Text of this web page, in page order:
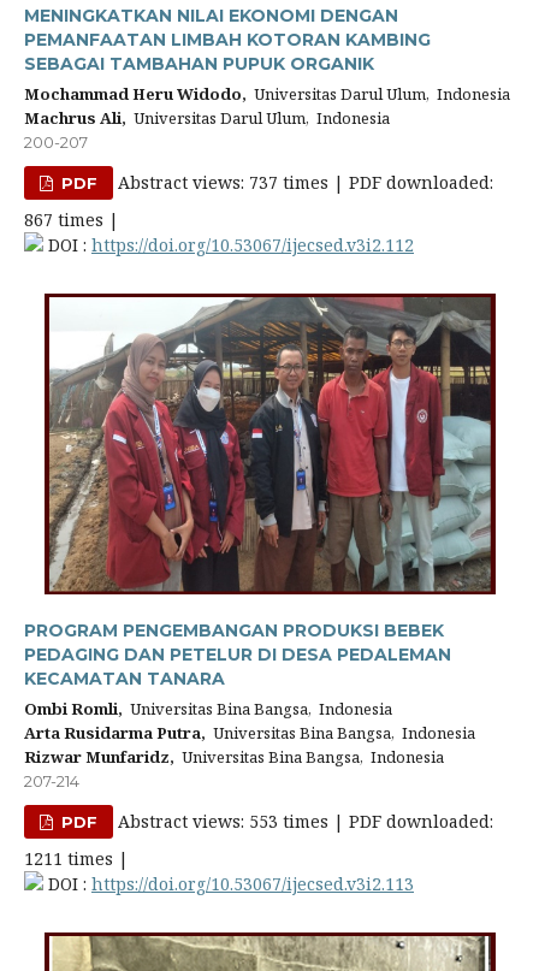
MENINGKATKAN NILAI EKONOMI DENGAN
PEMANFAATAN LIMBAH KOTORAN KAMBING
SEBAGAI TAMBAHAN PUPUK ORGANIK
Mochammad Heru Widodo, Universitas Darul Ulum, Indonesia
Machrus Ali, Universitas Darul Ulum, Indonesia
200-207
PDF
Abstract views: 737 times | PDF downloaded:
867 times |
DOI : https://doi.org/10.53067/ijecsed.v3i2.112
PROGRAM PENGEMBANGAN PRODUKSI BEBEK
PEDAGING DAN PETELUR DI DESA PEDALEMAN
KECAMATAN TANARA
Ombi Romli, Universitas Bina Bangsa, Indonesia
Arta Rusidarma Putra, Universitas Bina Bangsa, Indonesia
Rizwar Munfaridz, Universitas Bina Bangsa, Indonesia
207-214
PDF
Abstract views: 553 times | PDF downloaded:
1211 times |
DOI : https://doi.org/10.53067/ijecsed.v3i2.113